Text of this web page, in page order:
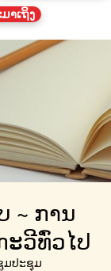
າເຖິງ
~ ການ
ວີທົ່ວໄປ
ມປະຊຸມ